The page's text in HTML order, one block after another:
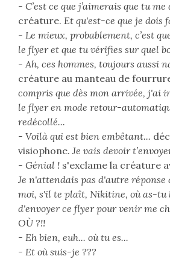
- C’est ce que j’aimerais que tu me
créature. Et qu'est-ce que je dois
- Le mieux, probablement, c’est
le flyer et que tu vérifies sur quel
- Ah, ces hommes, toujours aussi
créature au manteau de
compris que dès mon arrivée, j'ai
le flyer en mode retour-
redécollé...
- Voilà qui est bien embêtant...
visiophone. Je vais devoir
- Génial ! s'exclame la créature
Je n'attendais pas d'autre
moi, s'il te plaît, Nikitine, où as-
d'envoyer ce flyer pour venir me
OÙ ?!!
- Eh bien, euh... où tu es...
- Et où suis-je ???